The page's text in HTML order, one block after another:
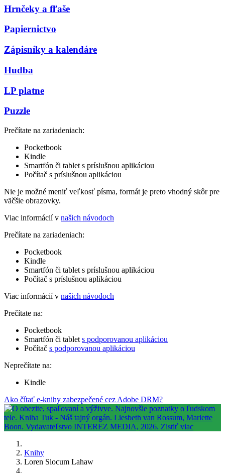
Hrnčeky a fľaše
Papiernictvo
Zápisníky a kalendáre
Hudba
LP platne
Puzzle
Prečítate na zariadeniach:
Pocketbook
Kindle
Smartfón či tablet s príslušnou aplikáciou
Počítač s príslušnou aplikáciou
Nie je možné meniť veľkosť písma, formát je preto vhodný skôr pre
väčšie obrazovky.
Viac informácií v našich návodoch
Prečítate na zariadeniach:
Pocketbook
Kindle
Smartfón či tablet s príslušnou aplikáciou
Počítač s príslušnou aplikáciou
Viac informácií v našich návodoch
Prečítate na:
Pocketbook
Smartfón či tablet s podporovanou aplikáciou
Počítač s podporovanou aplikáciou
Neprečítate na:
Kindle
Ako čítať e-knihy zabezpečené cez Adobe DRM?
Knihy
Loren Slocum Lahaw